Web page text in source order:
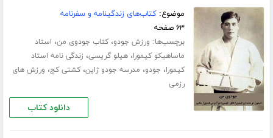
موضوع:کتاب‌های زندگینامه و سفرنامه
۶۳ صفحه
برچسب‌ها: ورزش جودو،کتاب جودوی من، استاد
ماساهیکو کیمورا،هیلو گریسی، زندگی نامه استاد
کیمورا، جودو، مدرسه جودو ژاپن،کشتی کج، ورزش های
رزمی
دانلود کتاب